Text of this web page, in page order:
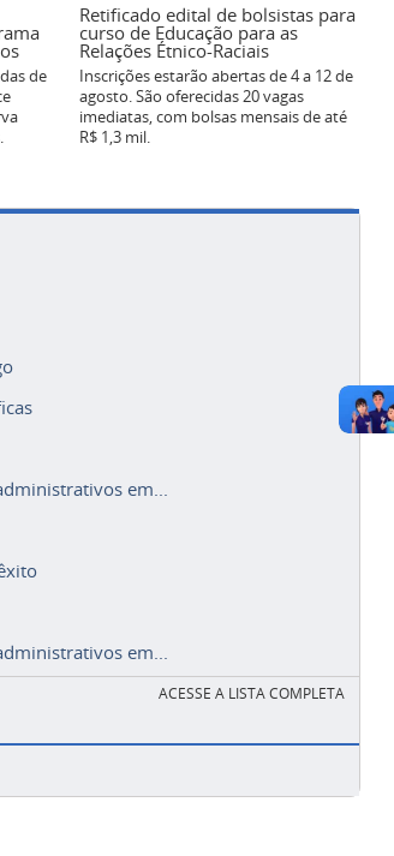
de
Retificado edital de bolsistas para
curso de Educação para as
Relações Étnico-Raciais
Inscrições estarão abertas de 4 a 12 de
agosto. São oferecidas 20 vagas
imediatas, com bolsas mensais de até
R$ 1,3 mil.
em...
em...
ACESSE A LISTA COMPLETA